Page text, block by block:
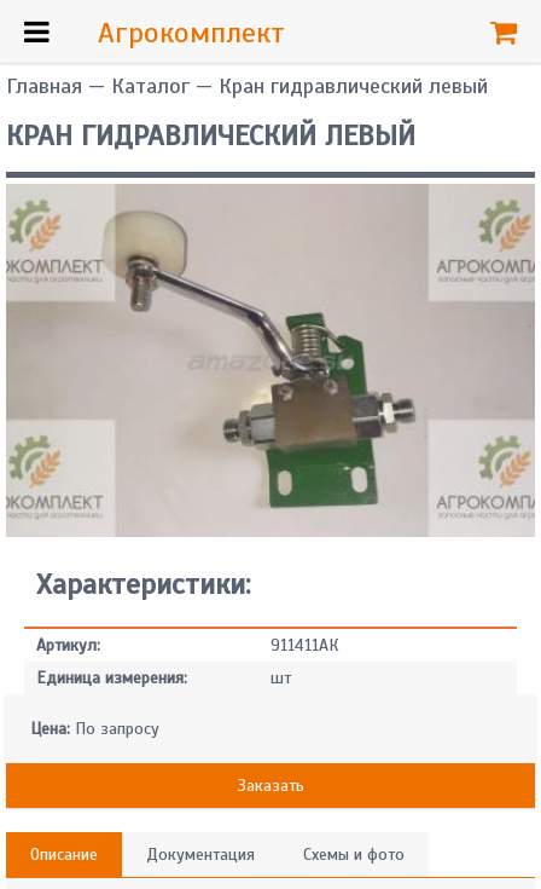
Главная — Каталог — Кран гидравлический левый
КРАН ГИДРАВЛИЧЕСКИЙ ЛЕВЫЙ
Характеристики:
Артикул:
911411АК
Единица измерения:
шт
Цена: По запросу
Заказать
Описание Документация Схемы и фото
Агрокомплект